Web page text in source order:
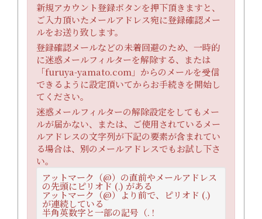
新規アカウント登録ボタンを押下頂きますと、
ご入力頂いたメールアドレス宛に登録確認メー
ルをお送り致します。
登録確認メールなどの未着回避のため、一時的
に迷惑メールフィルターを解除する、または
「furuya-yamato.com」からのメールを受信
できるように設定頂いてからお手続きを開始し
てください。
迷惑メールフィルターの解除設定をしてもメー
ルが届かない、または、ご使用されているメー
ルアドレスの文字列が下記の要素が含まれてい
る場合は、別のメールアドレスでもお試し下さ
い。
アットマーク（@）の直前やメールアドレス
の先頭にピリオド (.) がある
アットマーク（@）より前で、ピリオド (.)
が連続している
半角英数字と一部の記号（. !